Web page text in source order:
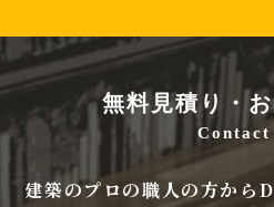
無料見積り・
Contact
建築のプロの職人の方から